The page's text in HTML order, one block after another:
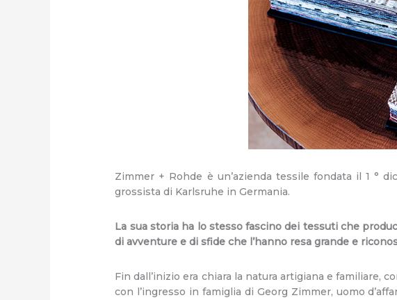
Zimmer + Rohde è un’azienda tessile fondata il 1 °
grossista di Karlsruhe in Germania.
La sua storia ha lo stesso fascino dei tessuti che
di avventure e di sfide che l’hanno resa grande e
Fin dall’inizio era chiara la natura artigiana e familiare,
con l’ingresso in famiglia di Georg Zimmer, uomo